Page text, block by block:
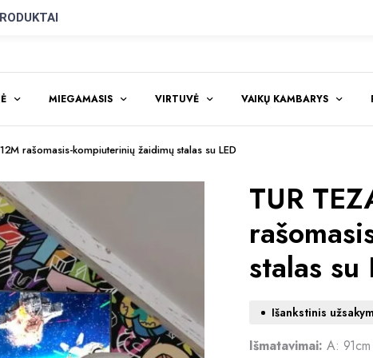
MIEGAMASIS VIRTUVĖ VAIKŲ KAMBARYS
rašomasis-kompiuterinių žaidimų stalas su LED
TUR
stalas su
Išankstinis
Išmatavimai: A: